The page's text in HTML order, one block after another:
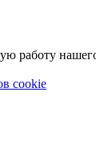
cookie